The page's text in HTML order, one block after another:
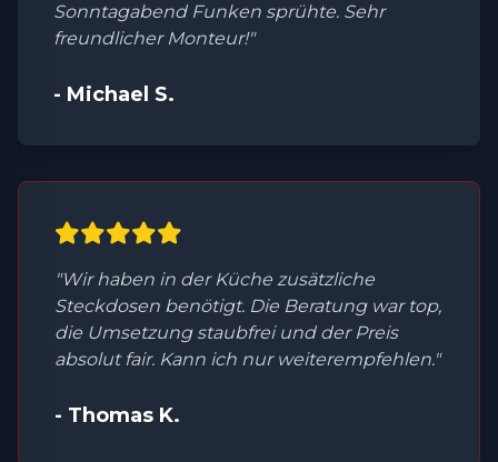
Sonntagabend Funken sprühte. Sehr
freundlicher Monteur!"
- Michael S.
"Wir haben in der Küche zusätzliche
Steckdosen benötigt. Die Beratung war top,
die Umsetzung staubfrei und der Preis
absolut fair. Kann ich nur weiterempfehlen."
- Thomas K.